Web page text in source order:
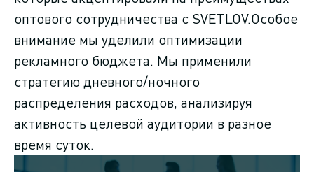
оптового сотрудничества с SVETLOV.Особое
внимание мы уделили оптимизации
рекламного бюджета. Мы применили
стратегию дневного/ночного
распределения расходов, анализируя
активность целевой аудитории в разное
время суток.